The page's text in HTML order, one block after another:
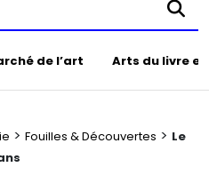
de l’art Arts du livre
> Fouilles & Découvertes > Le